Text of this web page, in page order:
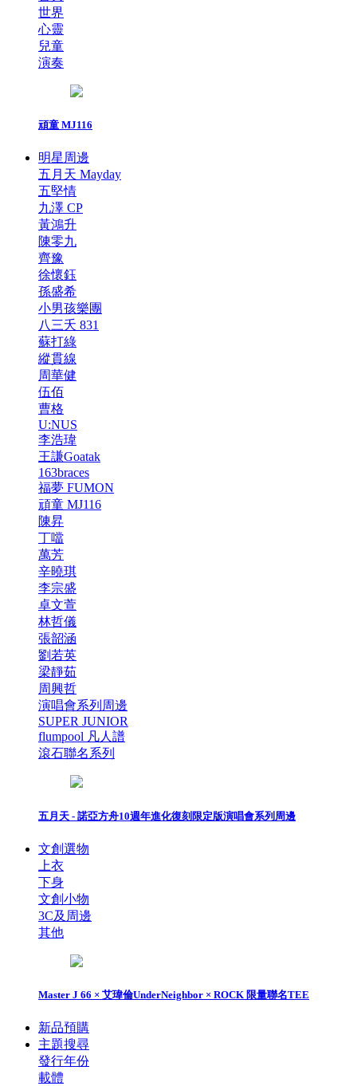
世界
心靈
兒童
演奏
頑童 MJ116
明星周邊
五月天 Mayday
五堅情
九澤 CP
黃鴻升
陳零九
齊豫
徐懷鈺
孫盛希
小男孩樂團
八三夭 831
蘇打綠
縱貫線
周華健
伍佰
曹格
U:NUS
李浩瑋
王謙Goatak
163braces
福夢 FUMON
頑童 MJ116
陳昇
丁噹
萬芳
辛曉琪
李宗盛
卓文萱
林哲儀
張韶涵
劉若英
梁靜茹
周興哲
演唱會系列周邊
SUPER JUNIOR
flumpool 凡人譜
滾石聯名系列
五月天 - 諾亞方舟10週年進化復刻限定版演唱會系列周邊
文創選物
上衣
下身
文創小物
3C及周邊
其他
Master J 66 × 艾瑋倫UnderNeighbor × ROCK 限量聯名TEE
新品預購
主題搜尋
發行年份
載體